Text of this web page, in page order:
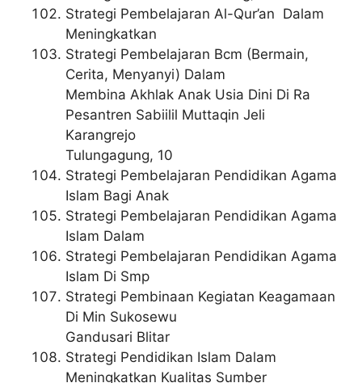
Strategi Pembelajaran Al-Qur’an Dalam
Meningkatkan
Strategi Pembelajaran Bcm (Bermain,
Cerita, Menyanyi) Dalam
Membina Akhlak Anak Usia Dini Di Ra
Pesantren Sabiilil Muttaqin Jeli
Karangrejo
Tulungagung, 10
Strategi Pembelajaran Pendidikan Agama
Islam Bagi Anak
Strategi Pembelajaran Pendidikan Agama
Islam Dalam
Strategi Pembelajaran Pendidikan Agama
Islam Di Smp
Strategi Pembinaan Kegiatan Keagamaan
Di Min Sukosewu
Gandusari Blitar
Strategi Pendidikan Islam Dalam
Meningkatkan Kualitas Sumber